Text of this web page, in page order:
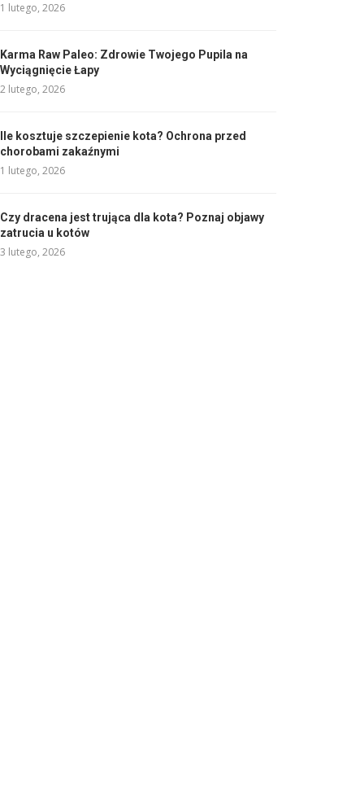
1 lutego, 2026
Karma Raw Paleo: Zdrowie Twojego Pupila na
Wyciągnięcie Łapy
2 lutego, 2026
Ile kosztuje szczepienie kota? Ochrona przed
chorobami zakaźnymi
1 lutego, 2026
Czy dracena jest trująca dla kota? Poznaj objawy
zatrucia u kotów
3 lutego, 2026